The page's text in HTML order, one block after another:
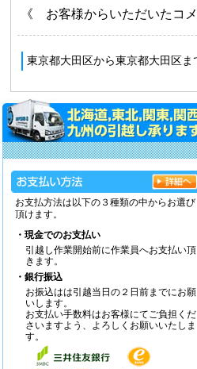
お支払方法は以下の３種類の中からお選び
頂けます。
・現金でのお支払い
引越し作業開始前に作業員へお支払い頂
きます。
・銀行振込
お振込はは引越当日の２日前までにお願
いします。
お支払い手数料はお客様にてご負担くだ
さいますよう、よろしくお願いいたしま
す。